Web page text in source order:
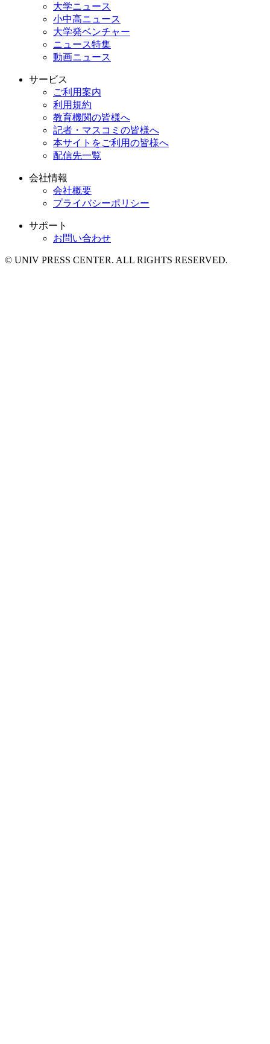
大学ニュース
小中高ニュース
大学発ベンチャー
ニュース特集
動画ニュース
サービス
ご利用案内
利用規約
教育機関の皆様へ
記者・マスコミの皆様へ
本サイトをご利用の皆様へ
配信先一覧
会社情報
会社概要
プライバシーポリシー
サポート
お問い合わせ
© UNIV PRESS CENTER. ALL RIGHTS RESERVED.